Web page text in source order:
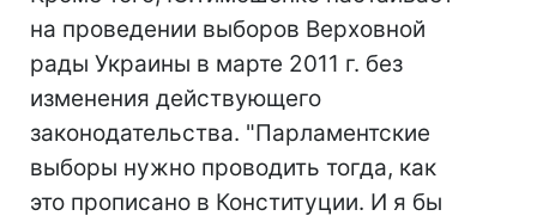
на проведении выборов Верховной
рады Украины в марте 2011 г. без
изменения действующего
законодательства. "Парламентские
выборы нужно проводить тогда, как
это прописано в Конституции. И я бы